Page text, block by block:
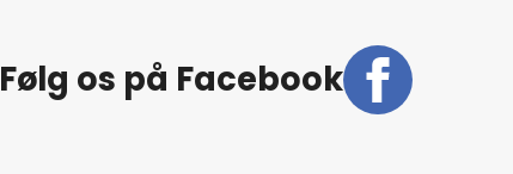
Følg os på Facebook